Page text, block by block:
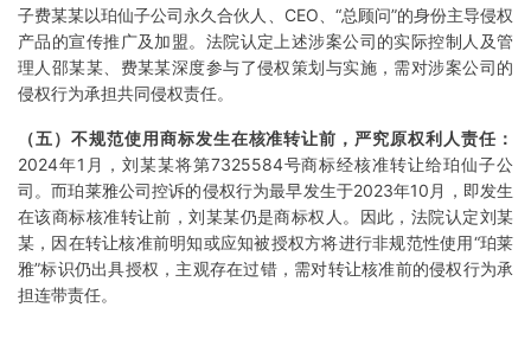
子费某某以珀仙子公司永久合伙人、CEO、“总顾问”的身份主导侵权
产品的宣传推广及加盟。法院认定上述涉案公司的实际控制人及管
理人邵某某、费某某深度参与了侵权策划与实施，需对涉案公司的
侵权行为承担共同侵权责任。
（五）不规范使用商标发生在核准转让前，严究原权利人责任：
2024年1月，刘某某将第7325584号商标经核准转让给珀仙子公
司。而珀莱雅公司控诉的侵权行为最早发生于2023年10月，即发生
在该商标核准转让前，刘某某仍是商标权人。因此，法院认定刘某
某，因在转让核准前明知或应知被授权方将进行非规范性使用“珀莱
雅”标识仍出具授权，主观存在过错，需对转让核准前的侵权行为承
担连带责任。